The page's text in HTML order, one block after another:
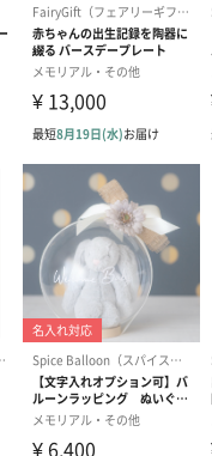
スチール缶
幅313mmX縦232mmX高さ100mm
商品オプション情報